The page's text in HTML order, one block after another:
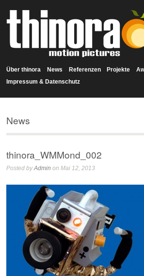
Über thinora News Referenzen Projekte
Impressum & Datenschutz
News
thinora_WMMond_002
Posted byAdmin on Mai 12, 2013